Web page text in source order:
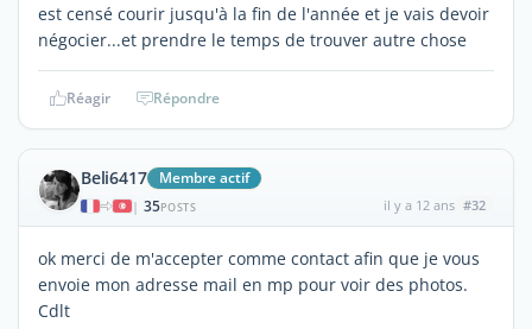
est censé courir jusqu'à la fin de l'année et je vais devoir
négocier...et prendre le temps de trouver autre chose
Réagir Répondre
Beli6417 Membre actif
| 35POSTS il y a 12 ans #32
ok merci de m'accepter comme contact afin que je vous
envoie mon adresse mail en mp pour voir des photos.
Cdlt